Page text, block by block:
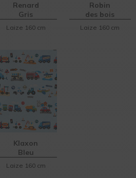
Renard
Gris
Laize 160 cm
Robin
des bois
Laize 160 cm
Klaxon
Bleu
Laize 160 cm